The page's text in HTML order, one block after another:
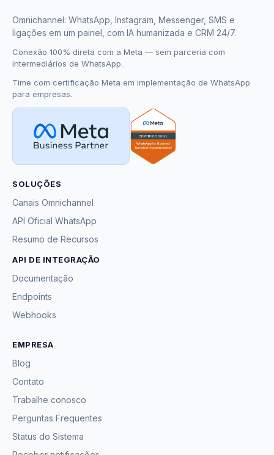
Omnichannel: WhatsApp, Instagram, Messenger, SMS e
ligações em um painel, com IA humanizada e CRM 24/7.
Conexão 100% direta com a Meta — sem parceria com
intermediários de WhatsApp.
Time com certificação Meta em implementação de WhatsApp
para empresas.
SOLUÇÕES
Canais Omnichannel
API Oficial WhatsApp
Resumo de Recursos
API DE INTEGRAÇÃO
Documentação
Endpoints
Webhooks
EMPRESA
Blog
Contato
Trabalhe conosco
Perguntas Frequentes
Status do Sistema